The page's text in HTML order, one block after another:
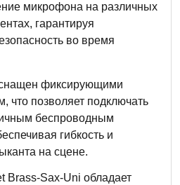
микрофона на различных
гарантируя
во время
фиксирующими
что позволяет подключать
беспроводным
гибкость и
на сцене.
Brass-Sax-Uni обладает